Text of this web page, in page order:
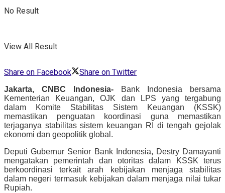
No Result
View All Result
Share on Facebook Share on Twitter
Jakarta, CNBC Indonesia-
Bank Indonesia bersama
Kementerian Keuangan, OJK dan LPS yang tergabung
dalam Komite Stabilitas Sistem Keuangan (KSSK)
memastikan penguatan koordinasi guna memastikan
terjaganya stabilitas sistem keuangan RI di tengah gejolak
ekonomi dan geopolitik global.
Deputi Gubernur Senior Bank Indonesia, Destry Damayanti
mengatakan pemerintah dan otoritas dalam KSSK terus
berkoordinasi terkait arah kebijakan menjaga stabilitas
dalam negeri termasuk kebijakan dalam menjaga nilai tukar
Rupiah.